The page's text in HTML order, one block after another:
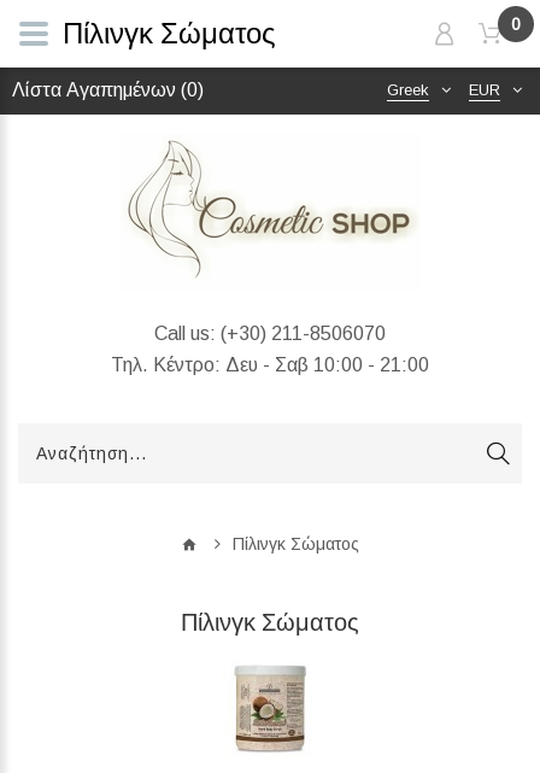
EUR
Greek
Call us: (+30) 211-8506070
Τηλ. Κέντρο: Δευ - Σαβ 10:00 - 21:00
0
Λίστα Αγαπημένων (0)
Πίλινγκ Σώματος
Πίλινγκ Σώματος
Πίλινγκ Σώματος